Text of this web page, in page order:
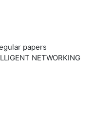
papers
NETWORKING